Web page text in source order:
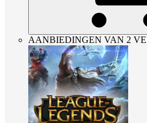
AANBIEDINGEN VAN 2